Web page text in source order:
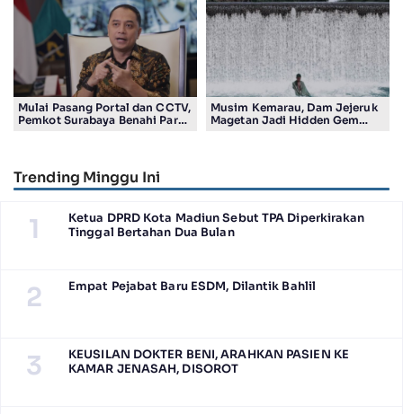
Mulai Pasang Portal dan CCTV,
Pemkot Surabaya Benahi Parkir
Musim Kemarau, Dam Jejeruk
Magetan Jadi Hidden Gem
Trending Minggu Ini
1
Ketua DPRD Kota Madiun Sebut TPA Diperkirakan
Tinggal Bertahan Dua Bulan
2 Empat Pejabat Baru ESDM, Dilantik Bahlil
3
KEUSILAN DOKTER BENI, ARAHKAN PASIEN KE
KAMAR JENASAH, DISOROT